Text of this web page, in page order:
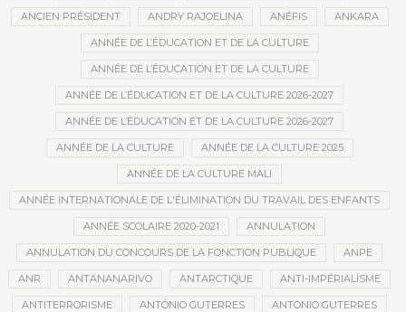
ANCIEN PRÉSIDENT ANDRY RAJOELINA ANÉFIS ANKARA
ANNÉE DE L’ÉDUCATION ET DE LA CULTURE
ANNÉE DE L’ÉDUCATION ET DE LA CULTURE
ANNÉE DE L’ÉDUCATION ET DE LA CULTURE 2026-2027
ANNÉE DE L’ÉDUCATION ET DE LA CULTURE 2026-2027
ANNÉE DE LA CULTURE ANNÉE DE LA CULTURE 2025
ANNÉE DE LA CULTURE MALI
ANNÉE INTERNATIONALE DE L'ÉLIMINATION DU TRAVAIL DES ENFANTS
ANNÉE SCOLAIRE 2020-2021 ANNULATION
ANNULATION DU CONCOURS DE LA FONCTION PUBLIQUE ANPE
ANR ANTANANARIVO ANTARCTIQUE ANTI-IMPÉRIALISME
ANTITERRORISME ANTÓNIO GUTERRES ANTONIO GUTERRES